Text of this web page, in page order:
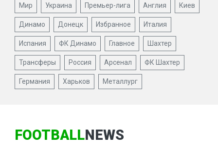
Мир Украина Премьер-лига Англия Киев
Динамо Донецк Избранное Италия
Испания ФК Динамо Главное Шахтер
Трансферы Россия Арсенал ФК Шахтер
Германия Харьков Металлург
FOOTBALLNEWS